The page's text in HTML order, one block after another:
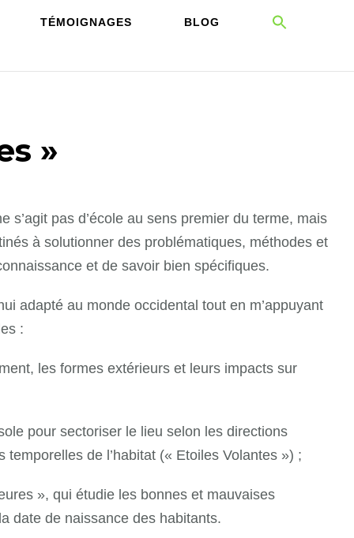
TÉMOIGNAGES BLOG
»
s’agit pas d’école au sens premier du terme, mais
à solutionner des problématiques, méthodes et
et de savoir bien spécifiques.
adapté au monde occidental tout en m’appuyant
:
les formes extérieurs et leurs impacts sur
pour sectoriser le lieu selon les directions
de l’habitat (« Etoiles Volantes ») ;
», qui étudie les bonnes et mauvaises
date de naissance des habitants.